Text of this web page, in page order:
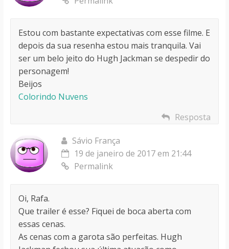
Estou com bastante expectativas com esse filme. E
depois da sua resenha estou mais tranquila. Vai
ser um belo jeito do Hugh Jackman se despedir do
personagem!
Beijos
Colorindo Nuvens
Resposta
Sávio França
19 de janeiro de 2017 em 21:44
Permalink
Oi, Rafa.
Que trailer é esse? Fiquei de boca aberta com
essas cenas.
As cenas com a garota são perfeitas. Hugh